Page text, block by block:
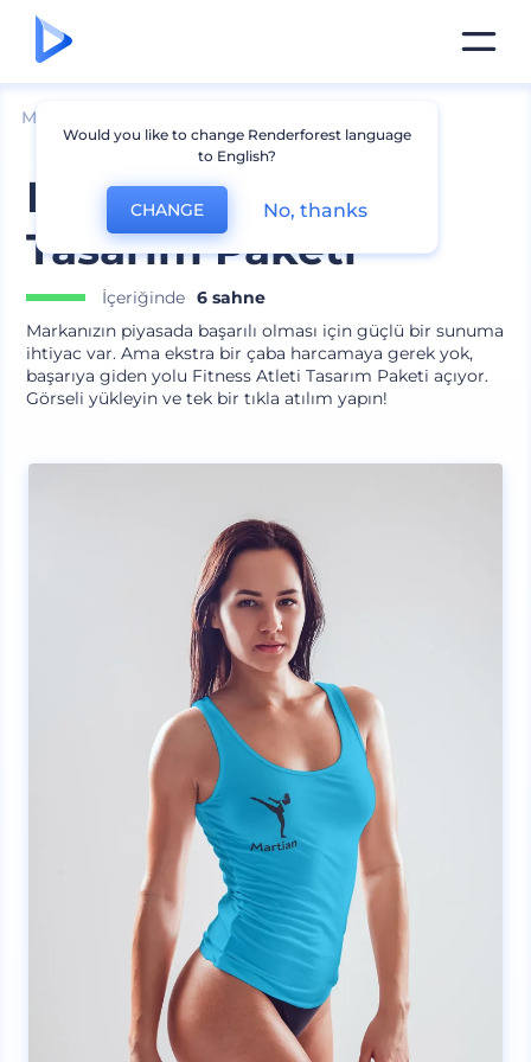
Mockuplar
Fitness Atleti
Tasarım Paketi
İçeriğinde 6 sahne
Markanızın piyasada başarılı olması için güçlü bir sunuma
ihtiyac var. Ama ekstra bir çaba harcamaya gerek yok,
başarıya giden yolu Fitness Atleti Tasarım Paketi açıyor.
Görseli yükleyin ve tek bir tıkla atılım yapın!
Would you like to change Renderforest language
to English?
CHANGE No, thanks